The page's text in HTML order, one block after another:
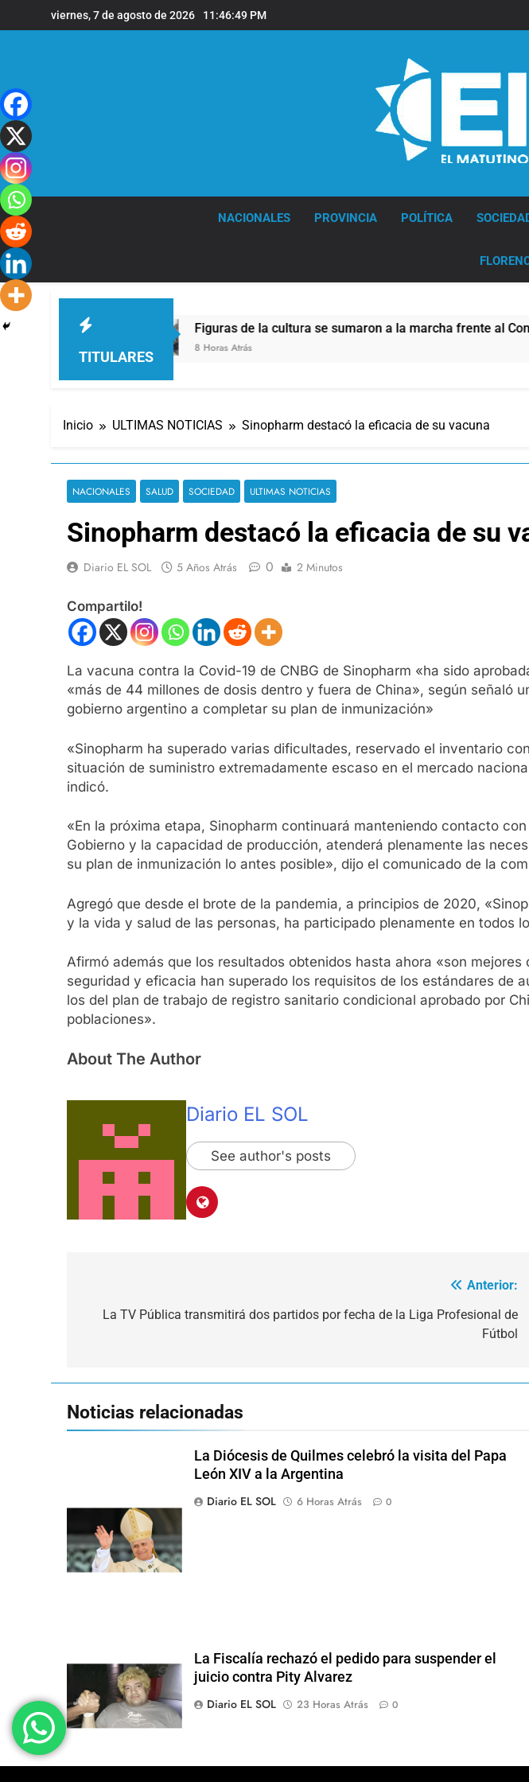
al
viernes, 7 de agosto de 2026 11:46:50 PM
NACIONALES PROVINCIA POLÍTICA
TITULARES
Figuras de la cultura se sumaron a la marcha frente al Congreso
8 Horas Atrás
Inicio ULTIMAS NOTICIAS Sinopharm destacó la eficacia de su vacuna
NACIONALES SALUD SOCIEDAD ULTIMAS NOTICIAS
Sinopharm destacó la eficacia de su
Diario EL SOL 5 Años Atrás 0 2 Minutos
Compartilo!
La vacuna contra la Covid-19 de CNBG de Sinopharm «ha sido
«más de 44 millones de dosis dentro y fuera de China», según señaló
gobierno argentino a completar su plan de inmunización»
«Sinopharm ha superado varias dificultades, reservado el inventario
situación de suministro extremadamente escaso en el mercado
indicó.
«En la próxima etapa, Sinopharm continuará manteniendo contacto
Gobierno y la capacidad de producción, atenderá plenamente las
su plan de inmunización lo antes posible», dijo el comunicado de la
Agregó que desde el brote de la pandemia, a principios de 2020,
y la vida y salud de las personas, ha participado plenamente en todos
Afirmó además que los resultados obtenidos hasta ahora «son
seguridad y eficacia han superado los requisitos de los estándares de
los del plan de trabajo de registro sanitario condicional aprobado por
poblaciones».
About The Author
Diario EL SOL
See author's posts
Anterior:
La TV Pública transmitirá dos partidos por fecha de la Liga Profesional de
Fútbol
Noticias relacionadas
La Diócesis de Quilmes celebró la visita del Papa
León XIV a la Argentina
Diario EL SOL
6 Horas Atrás 0
La Fiscalía rechazó el pedido para suspender el
juicio contra Pity Alvarez
Diario EL SOL
23 Horas Atrás 0